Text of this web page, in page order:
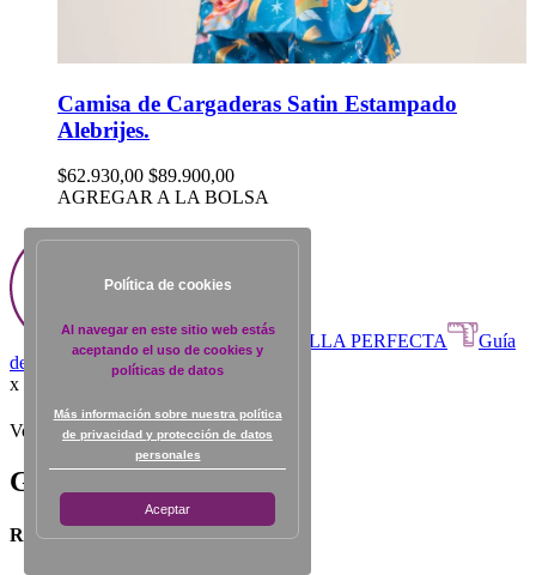
Camisa de Cargaderas Satin Estampado
Alebrijes.
$62.930,00 $89.900,00
AGREGAR A LA BOLSA
ENCUENTRA TU TALLA PERFECTA
Guía
de tallas
x
Volver al inicio
Guía de tallas
Ropa exterior ¿Cómo medirme?
Política de cookies
Al navegar en este sitio web estás
aceptando el uso de cookies y
políticas de datos
Más información sobre nuestra política
de privacidad y protección de datos
personales
Aceptar